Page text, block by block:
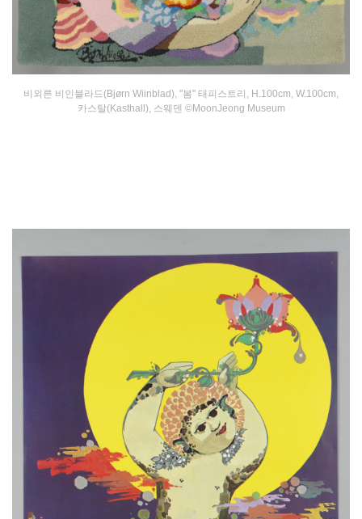
비외른 비인블라드(Bjørn Wiinblad), "봄" 태피스트리, H.100cm, W.100cm,
카스탈(Kasthall), 스웨덴 ©MoonJeong Museum